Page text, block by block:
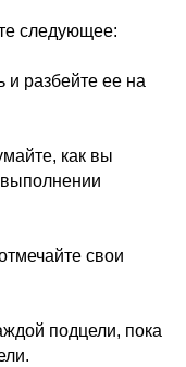
следующее:
разбейте ее на
как вы
свои
подцели, пока